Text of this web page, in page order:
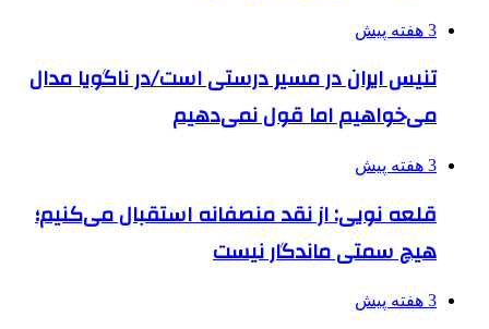
3 هفته پیش
تنیس ایران در مسیر درستی است/در ناگویا مدال
می‌خواهیم اما قول نمی‌دهیم
3 هفته پیش
قلعه نویی: از نقد منصفانه استقبال می‌کنیم؛
هیچ سمتی ماندگار نیست
3 هفته پیش